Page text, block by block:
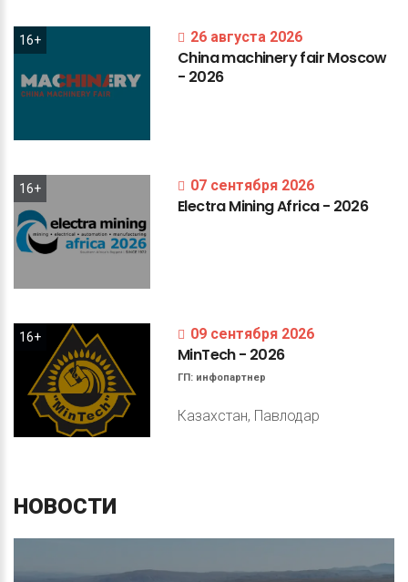
16+ 26 августа 2026
ChinamachineryfairMoscow
- 2026
16+ 07 сентября 2026
ElectraMiningAfrica- 2026
16+ 09 сентября 2026
MinTech- 2026
ГП: инфопартнер
Казахстан, Павлодар
НОВОСТИ